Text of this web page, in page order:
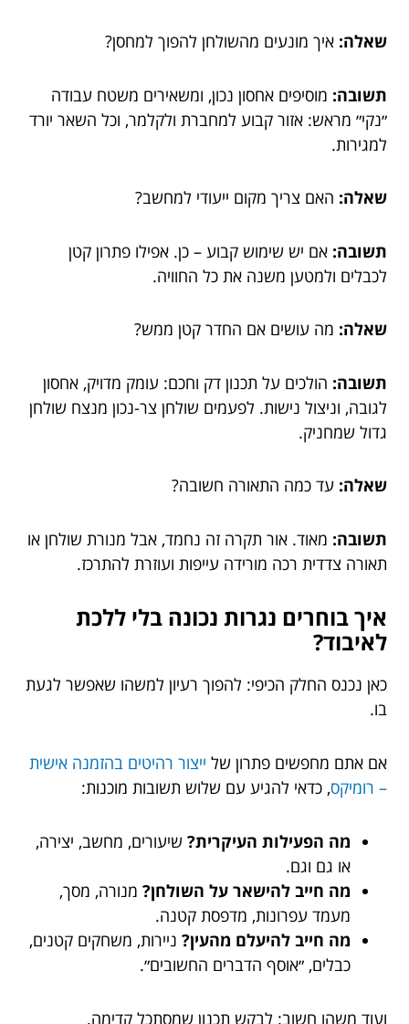
שאלה: איך מונעים מהשולחן להפוך למחסן?
תשובה: מוסיפים אחסון נכון, ומשאירים משטח עבודה
״נקי״ מראש: אזור קבוע למחברת ולקלמר, וכל השאר יורד
למגירות.
שאלה: האם צריך מקום ייעודי למחשב?
תשובה: אם יש שימוש קבוע – כן. אפילו פתרון קטן
לכבלים ולמטען משנה את כל החוויה.
שאלה: מה עושים אם החדר קטן ממש?
תשובה: הולכים על תכנון דק וחכם: עומק מדויק, אחסון
לגובה, וניצול נישות. לפעמים שולחן צר-נכון מנצח שולחן
גדול שמחניק.
שאלה: עד כמה התאורה חשובה?
תשובה: מאוד. אור תקרה זה נחמד, אבל מנורת שולחן או
תאורה צדדית רכה מורידה עייפות ועוזרת להתרכז.
איך בוחרים נגרות נכונה בלי ללכת
לאיבוד?
כאן נכנס החלק הכיפי: להפוך רעיון למשהו שאפשר לגעת
בו.
אם אתם מחפשים פתרון של ייצור רהיטים בהזמנה אישית
– רומיקס, כדאי להגיע עם שלוש תשובות מוכנות:
מה הפעילות העיקרית? שיעורים, מחשב, יצירה,
או גם וגם.
מה חייב להישאר על השולחן? מנורה, מסך,
מעמד עפרונות, מדפסת קטנה.
מה חייב להיעלם מהעין? ניירות, משחקים קטנים,
כבלים, ״אוסף הדברים החשובים״.
ועוד משהו חשוב: לבקש תכנון שמסתכל קדימה.